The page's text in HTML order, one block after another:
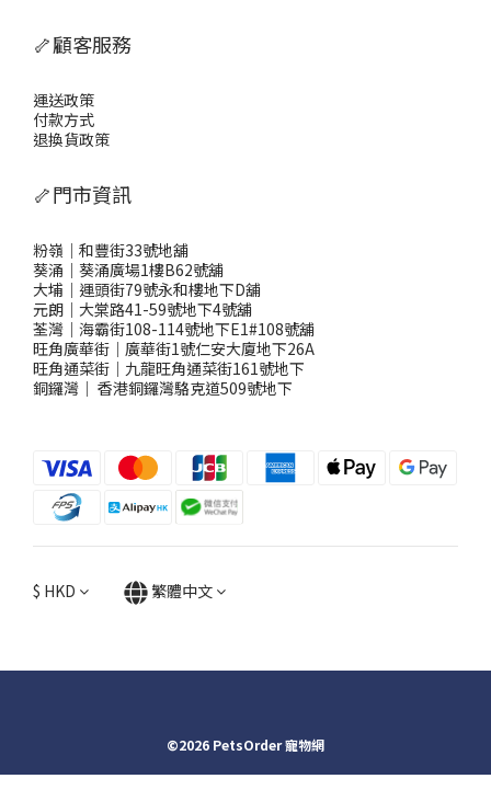
🦴顧客服務
運送政策
付款方式
退換貨政策
🦴門市資訊
粉嶺｜和豐街33號地舖
葵涌｜葵涌廣場1樓B62號舖
大埔｜運頭街79號永和樓地下D舖
元朗｜大棠路41-59號地下4號舖
荃灣｜海霸街108-114號地下E1#108號舖
旺角廣華街｜廣華街1號仁安大廈地下26A
旺角通菜街｜九龍旺角通菜街161號地下
銅鑼灣 ｜ 香港銅鑼灣駱克道509號地下
$ HKD 繁體中文
©2026 PetsOrder 寵物網